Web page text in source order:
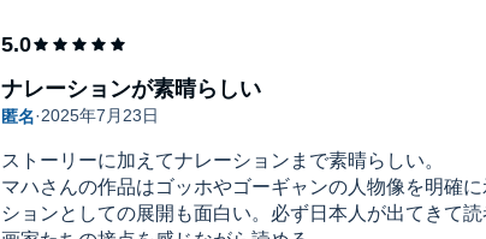
ストーリーに加えてナレーションまで素晴らしい。
マハさんの作品はゴッホやゴーギャンの人物像を明確に
ションとしての展開も面白い。必ず日本人が出てきて
ナレーションが素晴らしい